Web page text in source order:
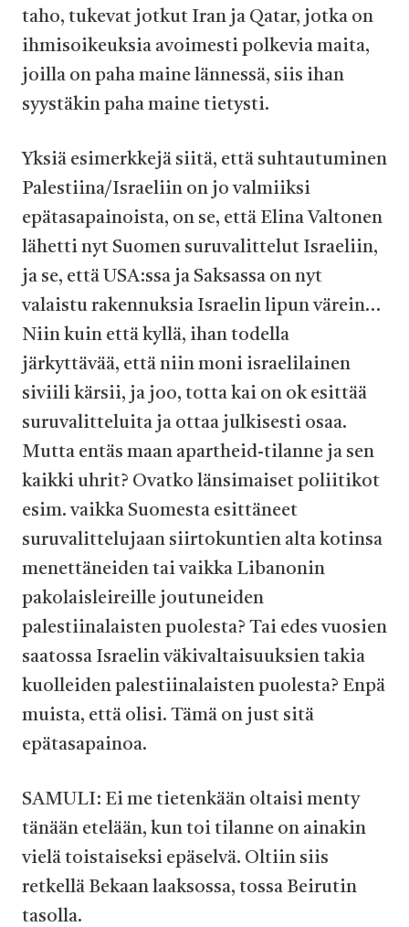
taho, tukevat jotkut Iran ja Qatar, jotka on
ihmisoikeuksia avoimesti polkevia maita,
joilla on paha maine lännessä, siis ihan
syystäkin paha maine tietysti.
Yksiä esimerkkejä siitä, että suhtautuminen
Palestiina/Israeliin on jo valmiiksi
epätasapainoista, on se, että Elina Valtonen
lähetti nyt Suomen suruvalittelut Israeliin,
ja se, että USA:ssa ja Saksassa on nyt
valaistu rakennuksia Israelin lipun värein…
Niin kuin että kyllä, ihan todella
järkyttävää, että niin moni israelilainen
siviili kärsii, ja joo, totta kai on ok esittää
suruvalitteluita ja ottaa julkisesti osaa.
Mutta entäs maan apartheid-tilanne ja sen
kaikki uhrit? Ovatko länsimaiset poliitikot
esim. vaikka Suomesta esittäneet
suruvalittelujaan siirtokuntien alta kotinsa
menettäneiden tai vaikka Libanonin
pakolaisleireille joutuneiden
palestiinalaisten puolesta? Tai edes vuosien
saatossa Israelin väkivaltaisuuksien takia
kuolleiden palestiinalaisten puolesta? Enpä
muista, että olisi. Tämä on just sitä
epätasapainoa.
SAMULI: Ei me tietenkään oltaisi menty
tänään etelään, kun toi tilanne on ainakin
vielä toistaiseksi epäselvä. Oltiin siis
retkellä Bekaan laaksossa, tossa Beirutin
tasolla.